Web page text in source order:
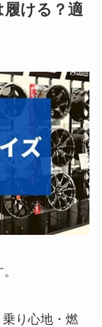
ける？適
り心地・燃